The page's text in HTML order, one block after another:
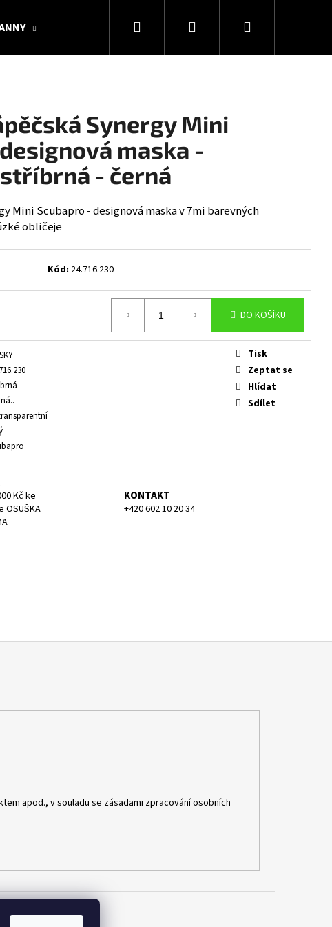
KOLEKCE SNAKESUB & DES DÁRKOVÉ
Hledat PřihlášeníNákupní
Synergy Mini
maska -
- černá
Mini Scubapro - designová maska v 7mi barevných
obličeje
Kód: 24.716.230
DO KOŠÍKU
Tisk
Zeptat se
Hlídat
Sdílet
Kč ke
KONTAKT
+420 602 10 20 34
MEDIUM
apod., v souladu se zásadami zpracování osobních